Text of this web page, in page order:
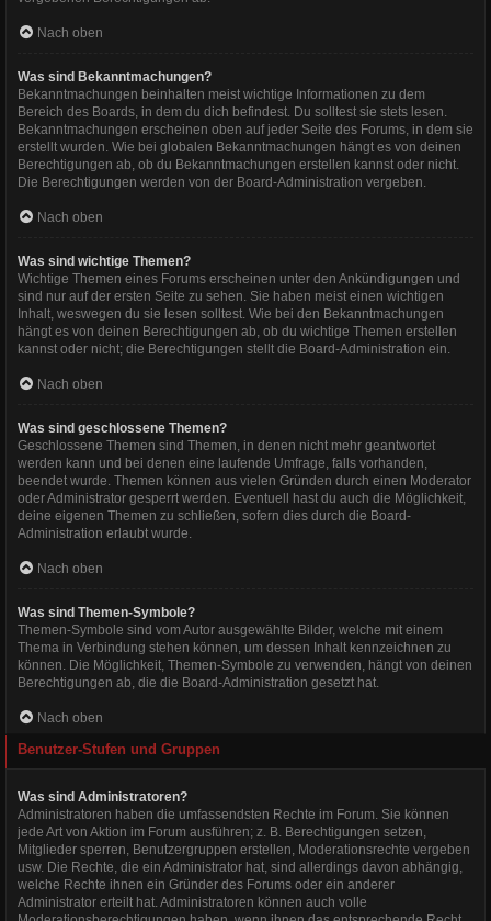
Nach oben
Was sind Bekanntmachungen?
Bekanntmachungen beinhalten meist wichtige Informationen zu dem
Bereich des Boards, in dem du dich befindest. Du solltest sie stets lesen.
Bekanntmachungen erscheinen oben auf jeder Seite des Forums, in dem sie
erstellt wurden. Wie bei globalen Bekanntmachungen hängt es von deinen
Berechtigungen ab, ob du Bekanntmachungen erstellen kannst oder nicht.
Die Berechtigungen werden von der Board-Administration vergeben.
Nach oben
Was sind wichtige Themen?
Wichtige Themen eines Forums erscheinen unter den Ankündigungen und
sind nur auf der ersten Seite zu sehen. Sie haben meist einen wichtigen
Inhalt, weswegen du sie lesen solltest. Wie bei den Bekanntmachungen
hängt es von deinen Berechtigungen ab, ob du wichtige Themen erstellen
kannst oder nicht; die Berechtigungen stellt die Board-Administration ein.
Nach oben
Was sind geschlossene Themen?
Geschlossene Themen sind Themen, in denen nicht mehr geantwortet
werden kann und bei denen eine laufende Umfrage, falls vorhanden,
beendet wurde. Themen können aus vielen Gründen durch einen Moderator
oder Administrator gesperrt werden. Eventuell hast du auch die Möglichkeit,
deine eigenen Themen zu schließen, sofern dies durch die Board-
Administration erlaubt wurde.
Nach oben
Was sind Themen-Symbole?
Themen-Symbole sind vom Autor ausgewählte Bilder, welche mit einem
Thema in Verbindung stehen können, um dessen Inhalt kennzeichnen zu
können. Die Möglichkeit, Themen-Symbole zu verwenden, hängt von deinen
Berechtigungen ab, die die Board-Administration gesetzt hat.
Nach oben
Benutzer-Stufen und Gruppen
Was sind Administratoren?
Administratoren haben die umfassendsten Rechte im Forum. Sie können
jede Art von Aktion im Forum ausführen; z. B. Berechtigungen setzen,
Mitglieder sperren, Benutzergruppen erstellen, Moderationsrechte vergeben
usw. Die Rechte, die ein Administrator hat, sind allerdings davon abhängig,
welche Rechte ihnen ein Gründer des Forums oder ein anderer
Administrator erteilt hat. Administratoren können auch volle